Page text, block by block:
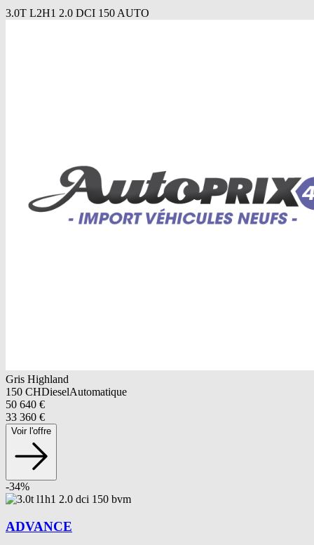
3.0T L2H1 2.0 DCI 150 AUTO
Gris Highland
150 CHDieselAutomatique
50 640 €
33 360 €
Voir l'offre
-34%
ADVANCE